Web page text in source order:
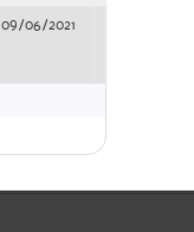
09/06/2021